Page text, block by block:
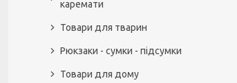
каремати
Товари для тварин
Рюкзаки - сумки - підсумки
Товари для дому